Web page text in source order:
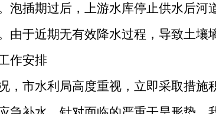
泡插期过后，上游水库停止供水后河
由于近期无有效降水过程，导致土壤
作安排
，市水利局高度重视，立即采取措施